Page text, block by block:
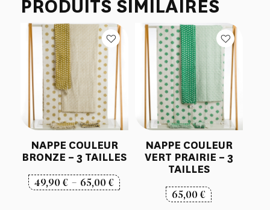
PRODUITS SIMILAIRES
NAPPE COULEUR
BRONZE – 3 TAILLES
49,90€ – 65,00€Plage
NAPPE COULEUR
VERT PRAIRIE – 3
TAILLES
65,00€